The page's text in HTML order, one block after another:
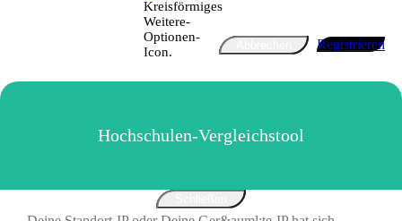
Registrieren
Hochschulen-Vergleichstool